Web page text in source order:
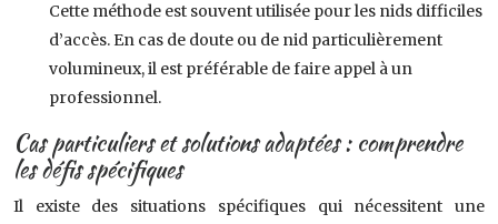
Cette méthode est souvent utilisée pour les nids difficiles
d’accès. En cas de doute ou de nid particulièrement
volumineux, il est préférable de faire appel à un
professionnel.
Cas particuliers et solutions adaptées : comprendre
les défis spécifiques
Il existe des situations spécifiques qui nécessitent une